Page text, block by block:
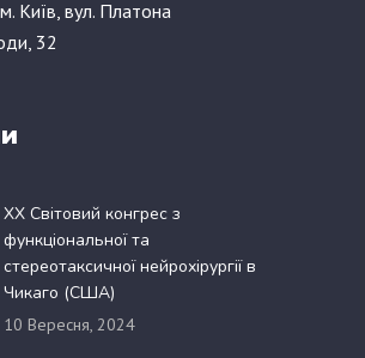
Київ, вул. Платона
32
XX Світовий конгрес з
функціональної та
стереотаксичної нейрохірургії в
Чикаго (США)
10 Вересня, 2024